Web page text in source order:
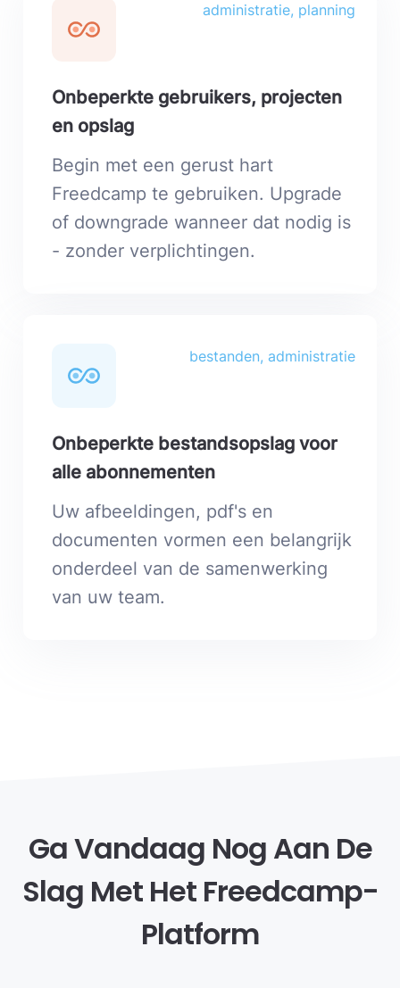
administratie, planning
Onbeperkte gebruikers, projecten
en opslag
Begin met een gerust hart
Freedcamp te gebruiken. Upgrade
of downgrade wanneer dat nodig is
- zonder verplichtingen.
bestanden, administratie
Onbeperkte bestandsopslag voor
alle abonnementen
Uw afbeeldingen, pdf's en
documenten vormen een belangrijk
onderdeel van de samenwerking
van uw team.
Ga Vandaag Nog Aan De
Slag Met Het Freedcamp-
Platform